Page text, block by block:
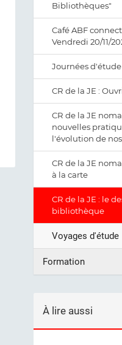
Bibliothèques"
Café ABF
Vendredi 20/11/
Journées d'étude
CR de la JE :
CR de la JE
nouvelles
l'évolution de
CR de la JE
à la carte
CR de la JE : le
bibliothèque
Voyages d'étude
Formation
À lire aussi